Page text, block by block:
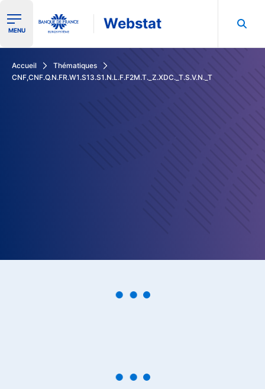
Ouvrir le menu de navigation
MENU Webstat
Accueil
Thématiques
CNF,CNF.Q.N.FR.W1.S13.S1.N.L.F.F2M.T._Z.XDC._T.S.V.N._T